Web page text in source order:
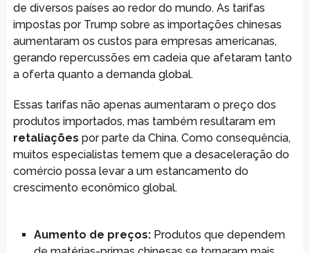
de diversos países ao redor do mundo. As tarifas
impostas por Trump sobre as importações chinesas
aumentaram os custos para empresas americanas,
gerando repercussões em cadeia que afetaram tanto
a oferta quanto a demanda global.
Essas tarifas não apenas aumentaram o preço dos
produtos importados, mas também resultaram em
retaliações por parte da China. Como consequência,
muitos especialistas temem que a desaceleração do
comércio possa levar a um estancamento do
crescimento econômico global.
Aumento de preços:Produtos que dependem